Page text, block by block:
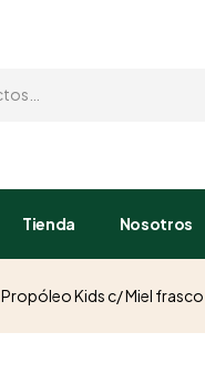
Tienda Nosotros
Propóleo Kids c/ Miel